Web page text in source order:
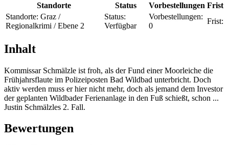
Standorte Status Vorbestellungen Frist
Standorte: Graz /
Regionalkrimi / Ebene 2
Status:
Verfügbar
Vorbestellungen:
0
Frist:
Inhalt
Kommissar Schmälzle ist froh, als der Fund einer Moorleiche die
Frühjahrsflaute im Polizeiposten Bad Wildbad unterbricht. Doch
aktiv werden muss er hier nicht mehr, doch als jemand dem Investor
der geplanten Wildbader Ferienanlage in den Fuß schießt, schon ...
Justin Schmälzles 2. Fall.
Bewertungen